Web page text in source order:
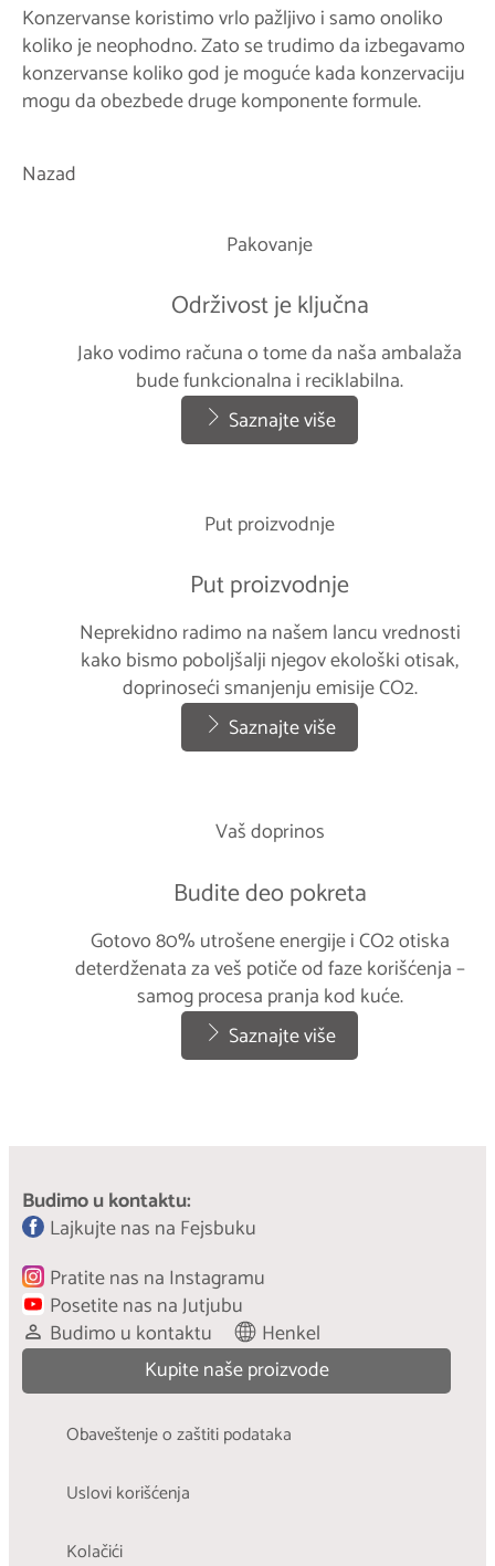
Konzervanse koristimo vrlo pažljivo i samo onoliko
koliko je neophodno. Zato se trudimo da izbegavamo
konzervanse koliko god je moguće kada konzervaciju
mogu da obezbede druge komponente formule.
Nazad
Pakovanje
Održivost je ključna
Jako vodimo računa o tome da naša ambalaža
bude funkcionalna i reciklabilna.
Saznajte više
Put proizvodnje
Put proizvodnje
Neprekidno radimo na našem lancu vrednosti
kako bismo poboljšalji njegov ekološki otisak,
doprinoseći smanjenju emisije CO2.
Saznajte više
Vaš doprinos
Budite deo pokreta
Gotovo 80% utrošene energije i CO2 otiska
deterdženata za veš potiče od faze korišćenja –
samog procesa pranja kod kuće.
Saznajte više
Budimo u kontaktu:
Lajkujte nas na Fejsbuku
Pratite nas na Instagramu
Posetite nas na Jutjubu
Budimo u kontaktu
Henkel
Kupite naše proizvode
Obaveštenje o zaštiti podataka
Uslovi korišćenja
Kolačići